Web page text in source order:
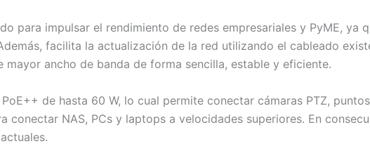
para impulsar el rendimiento de redes empresariales y PyME, ya
facilita la actualización de la red utilizando el cableado
ancho de banda de forma sencilla, estable y eficiente.
de hasta 60 W, lo cual permite conectar cámaras PTZ,
conectar NAS, PCs y laptops a velocidades superiores. En